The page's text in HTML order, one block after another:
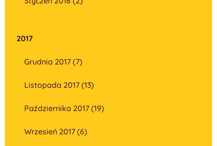
2017
Grudnia 2017 (7)
Listopada 2017 (13)
Października 2017 (19)
Wrzesień 2017 (6)